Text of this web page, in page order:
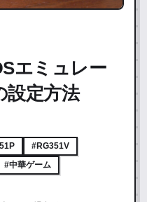
エミュレー
設定方法
#RG351V
#中華ゲーム